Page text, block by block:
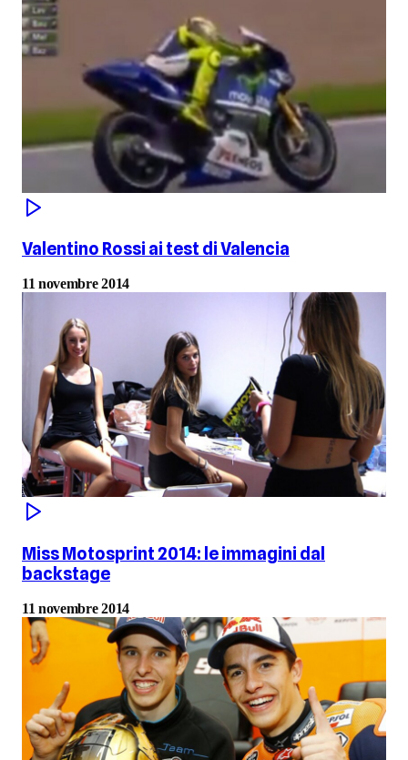
Valentino Rossi ai test di Valencia
11 novembre 2014
Miss Motosprint 2014: le immagini dal
backstage
11 novembre 2014